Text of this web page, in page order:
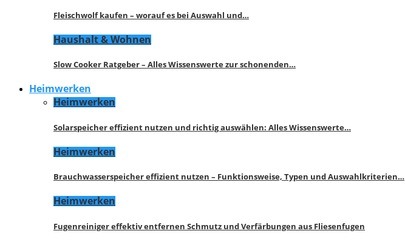
Fleischwolf kaufen – worauf es bei Auswahl und…
Haushalt & Wohnen
Slow Cooker Ratgeber – Alles Wissenswerte zur schonenden…
Heimwerken
Heimwerken
Solarspeicher effizient nutzen und richtig auswählen: Alles Wissenswerte…
Heimwerken
Brauchwasserspeicher effizient nutzen – Funktionsweise, Typen und Auswahlkriterien…
Heimwerken
Fugenreiniger effektiv entfernen Schmutz und Verfärbungen aus Fliesenfugen